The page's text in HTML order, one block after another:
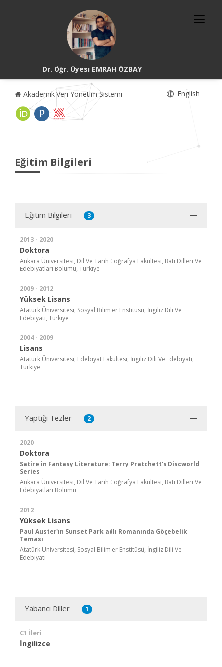
Dr. Öğr. Üyesi EMRAH ÖZBAY
Akademik Veri Yönetim Sistemi English
Eğitim Bilgileri
Eğitim Bilgileri 3
2013 - 2020
Doktora
Ankara Üniversitesi, Dil Ve Tarih Coğrafya Fakültesi, Batı Dilleri Ve
Edebiyatları Bölümü, Türkiye
2009 - 2012
Yüksek Lisans
Atatürk Üniversitesi, Sosyal Bilimler Enstitüsü, İngiliz Dili Ve
Edebiyatı, Türkiye
2004 - 2009
Lisans
Atatürk Üniversitesi, Edebiyat Fakültesi, İngiliz Dili Ve Edebiyatı,
Türkiye
Yaptığı Tezler 2
2020
Doktora
Satire in Fantasy Literature: Terry Pratchett's Discworld
Series
Ankara Üniversitesi, Dil Ve Tarih Coğrafya Fakültesi, Batı Dilleri Ve
Edebiyatları Bölümü
2012
Yüksek Lisans
Paul Auster'ın Sunset Park adlı Romanında Göçebelik
Teması
Atatürk Üniversitesi, Sosyal Bilimler Enstitüsü, İngiliz Dili Ve
Edebiyatı
Yabancı Diller 1
C1 İleri
İngilizce